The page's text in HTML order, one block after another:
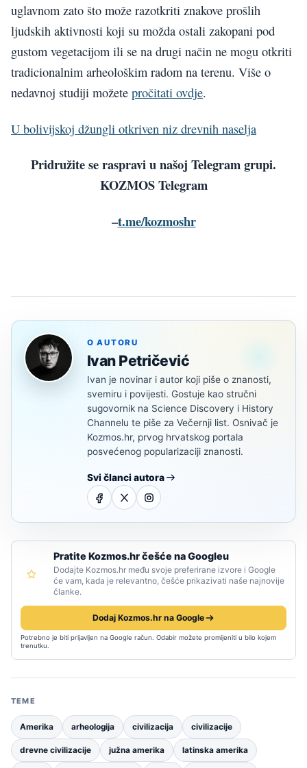
uglavnom zato što može razotkriti znakove prošlih
ljudskih aktivnosti koji su možda ostali zakopani pod
gustom vegetacijom ili se na drugi način ne mogu otkriti
tradicionalnim arheološkim radom na terenu. Više o
nedavnoj studiji možete pročitati ovdje.
U bolivijskoj džungli otkriven niz drevnih naselja
Pridružite se raspravi u našoj Telegram grupi.
KOZMOS Telegram
–t.me/kozmoshr
O AUTORU
Ivan Petričević
Ivan je novinar i autor koji piše o znanosti,
svemiru i povijesti. Gostuje kao stručni
sugovornik na Science Discovery i History
Channelu te piše za Večernji list. Osnivač je
Kozmos.hr, prvog hrvatskog portala
posvećenog popularizaciji znanosti.
Svi članci autora
Pratite Kozmos.hr češće na Googleu
Dodajte Kozmos.hr među svoje preferirane izvore i Google
će vam, kada je relevantno, češće prikazivati naše najnovije
članke.
Dodaj Kozmos.hr na Google
Potrebno je biti prijavljen na Google račun. Odabir možete promijeniti u bilo kojem
trenutku.
TEME
Amerika arheologija civilizacija civilizacije
drevne civilizacije južna amerika latinska amerika